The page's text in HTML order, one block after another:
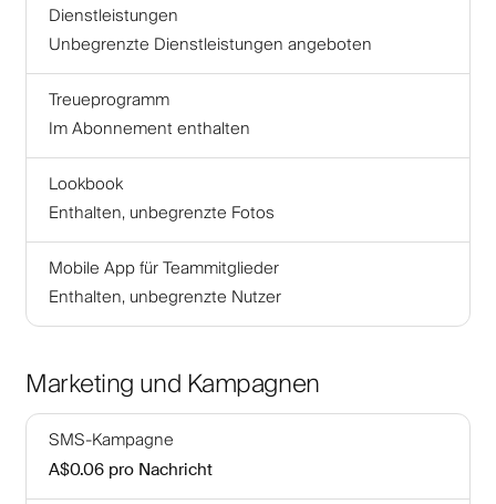
Dienstleistungen
Unbegrenzte Dienstleistungen angeboten
Treueprogramm
Im Abonnement enthalten
Lookbook
Enthalten, unbegrenzte Fotos
Mobile App für Teammitglieder
Enthalten, unbegrenzte Nutzer
Marketing und Kampagnen
SMS-Kampagne
A$0.06 pro Nachricht